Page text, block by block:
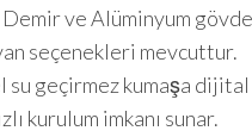
Demir ve Alüminyum
seçenekleri mevcuttur.
geçirmez kumaşa dijital
kurulum imkanı sunar.